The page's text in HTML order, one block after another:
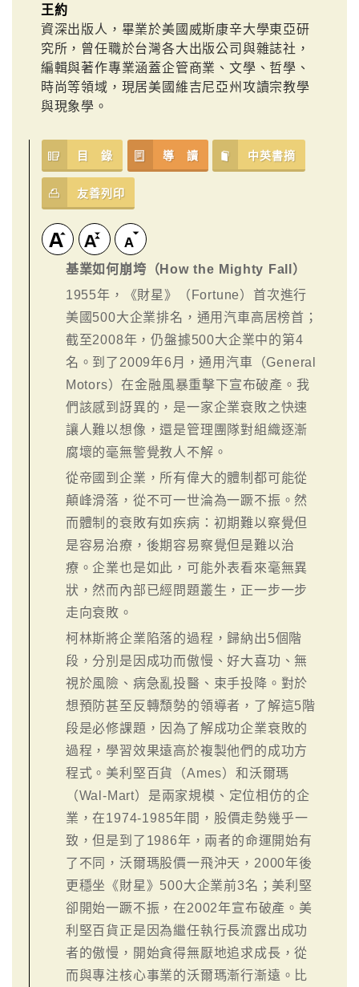
王約
資深出版人，畢業於美國威斯康辛大學東亞研
究所，曾任職於台灣各大出版公司與雜誌社，
編輯與著作專業涵蓋企管商業、文學、哲學、
時尚等領域，現居美國維吉尼亞州攻讀宗教學
與現象學。
目 錄 導 讀 中英書摘
友善列印
基業如何崩垮（How the Mighty Fall）
1955年，《財星》（Fortune）首次進行
美國500大企業排名，通用汽車高居榜首；
截至2008年，仍盤據500大企業中的第4
名。到了2009年6月，通用汽車（General
Motors）在金融風暴重擊下宣布破產。我
們該感到訝異的，是一家企業衰敗之快速
讓人難以想像，還是管理團隊對組織逐漸
腐壞的毫無警覺教人不解。
從帝國到企業，所有偉大的體制都可能從
顛峰滑落，從不可一世淪為一蹶不振。然
而體制的衰敗有如疾病：初期難以察覺但
是容易治療，後期容易察覺但是難以治
療。企業也是如此，可能外表看來毫無異
狀，然而內部已經問題叢生，正一步一步
走向衰敗。
柯林斯將企業陷落的過程，歸納出5個階
段，分別是因成功而傲慢、好大喜功、無
視於風險、病急亂投醫、束手投降。對於
想預防甚至反轉頹勢的領導者，了解這5階
段是必修課題，因為了解成功企業衰敗的
過程，學習效果遠高於複製他們的成功方
程式。美利堅百貨（Ames）和沃爾瑪
（Wal-Mart）是兩家規模、定位相仿的企
業，在1974-1985年間，股價走勢幾乎一
致，但是到了1986年，兩者的命運開始有
了不同，沃爾瑪股價一飛沖天，2000年後
更穩坐《財星》500大企業前3名；美利堅
卻開始一蹶不振，在2002年宣布破產。美
利堅百貨正是因為繼任執行長流露出成功
者的傲慢，開始貪得無厭地追求成長，從
而與專注核心事業的沃爾瑪漸行漸遠。比